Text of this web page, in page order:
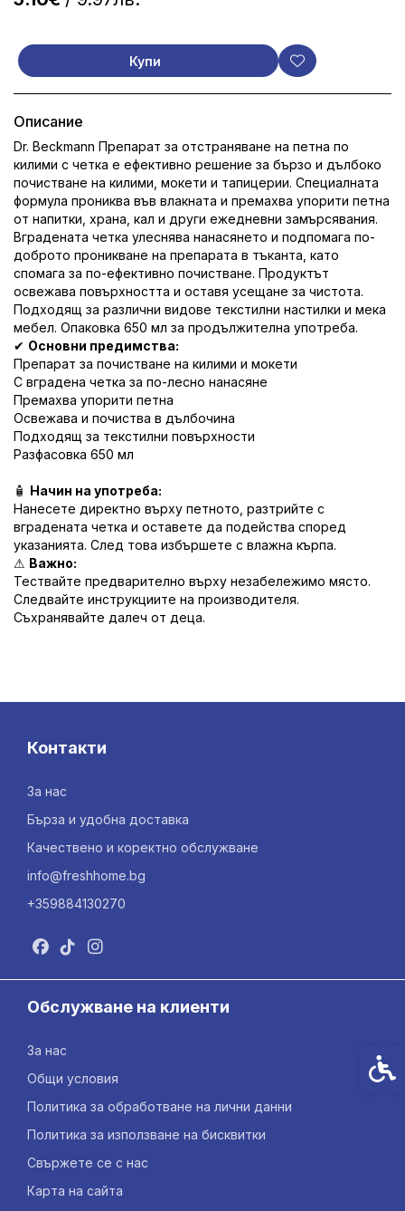
Купи
Описание
Dr. Beckmann Препарат за отстраняване на петна по
килими с четка е ефективно решение за бързо и дълбоко
почистване на килими, мокети и тапицерии. Специалната
формула прониква във влакната и премахва упорити петна
от напитки, храна, кал и други ежедневни замърсявания.
Вградената четка улеснява нанасянето и подпомага по-
доброто проникване на препарата в тъканта, като
спомага за по-ефективно почистване. Продуктът
освежава повърхността и оставя усещане за чистота.
Подходящ за различни видове текстилни настилки и мека
мебел. Опаковка 650 мл за продължителна употреба.
✔ Основни предимства:
Препарат за почистване на килими и мокети
С вградена четка за по-лесно нанасяне
Премахва упорити петна
Освежава и почиства в дълбочина
Подходящ за текстилни повърхности
Разфасовка 650 мл
🧴 Начин на употреба:
Нанесете директно върху петното, разтрийте с
вградената четка и оставете да подейства според
указанията. След това избършете с влажна кърпа.
⚠ Важно:
Тествайте предварително върху незабележимо място.
Следвайте инструкциите на производителя.
Съхранявайте далеч от деца.
Контакти
За нас
Бърза и удобна доставка
Качествено и коректно обслужване
info@freshhome.bg
+359884130270
Обслужване на клиенти
За нас
Общи условия
Политика за обработване на лични данни
Политика за използване на бисквитки
Свържете се с нас
Карта на сайта